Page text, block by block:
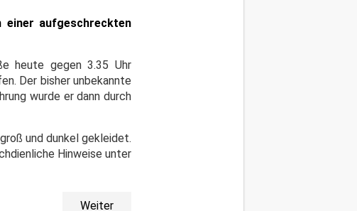
einer aufgeschreckten
heute gegen 3.35 Uhr
Der bisher unbekannte
wurde er dann durch
und dunkel gekleidet.
Hinweise unter
Weiter